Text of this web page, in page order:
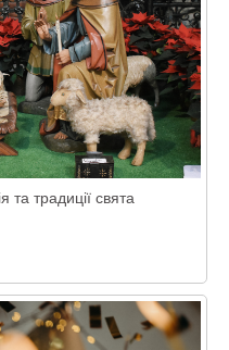
та традиції свята